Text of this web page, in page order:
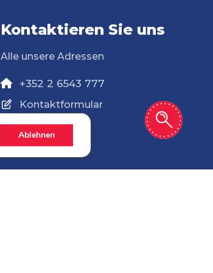
Kontaktieren Sie uns
Alle unsere Adressen
+352 2 6543 777
Kontaktformular
Ablehnen